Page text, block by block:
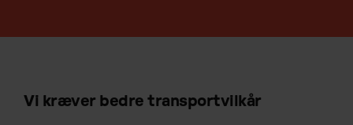
Vi kræver bedre transportvilkår